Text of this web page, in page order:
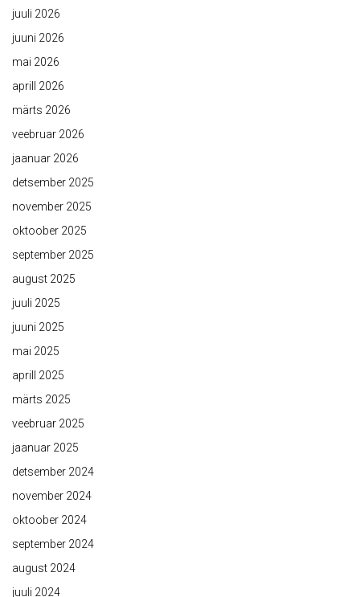
juuli 2026
juuni 2026
mai 2026
aprill 2026
märts 2026
veebruar 2026
jaanuar 2026
detsember 2025
november 2025
oktoober 2025
september 2025
august 2025
juuli 2025
juuni 2025
mai 2025
aprill 2025
märts 2025
veebruar 2025
jaanuar 2025
detsember 2024
november 2024
oktoober 2024
september 2024
august 2024
juuli 2024